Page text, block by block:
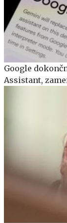
Google
Assistant,